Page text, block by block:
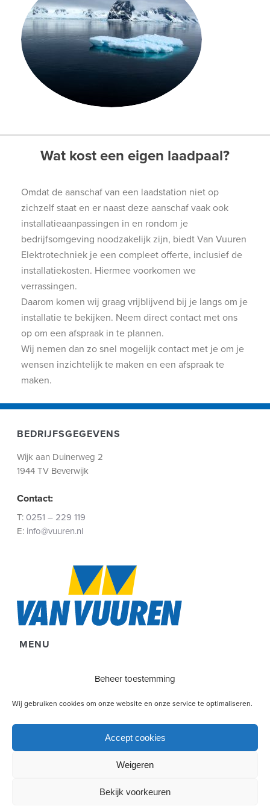
Beheer toestemming
Wij gebruiken cookies om onze website en onze service te optimaliseren.
Accept cookies
Weigeren
Bekijk voorkeuren
Wat kost een eigen laadpaal?
Omdat de aanschaf van een laadstation niet op
zichzelf staat en er naast deze aanschaf vaak ook
installatieaanpassingen in en rondom je
bedrijfsomgeving noodzakelijk zijn, biedt Van Vuuren
Elektrotechniek je een compleet offerte, inclusief de
installatiekosten. Hiermee voorkomen we
verrassingen.
Daarom komen wij graag vrijblijvend bij je langs om je
installatie te bekijken. Neem direct contact met ons
op om een afspraak in te plannen.
Wij nemen dan zo snel mogelijk contact met je om je
wensen inzichtelijk te maken en een afspraak te
maken.
BEDRIJFSGEGEVENS
Wijk aan Duinerweg 2
1944 TV Beverwijk
Contact:
T:0251 – 229 119
E: info@vuuren.nl
MENU
Disclaimer & Privacy